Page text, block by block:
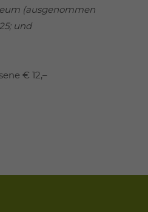
(ausgenommen
und
€ 12,–